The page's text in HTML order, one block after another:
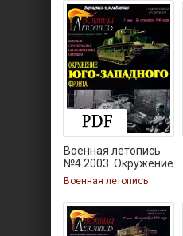
Военная летопись
№4 2003. Окружение
Военная летопись